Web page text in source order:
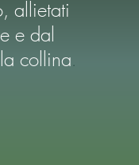
allietati
e dal
collina.